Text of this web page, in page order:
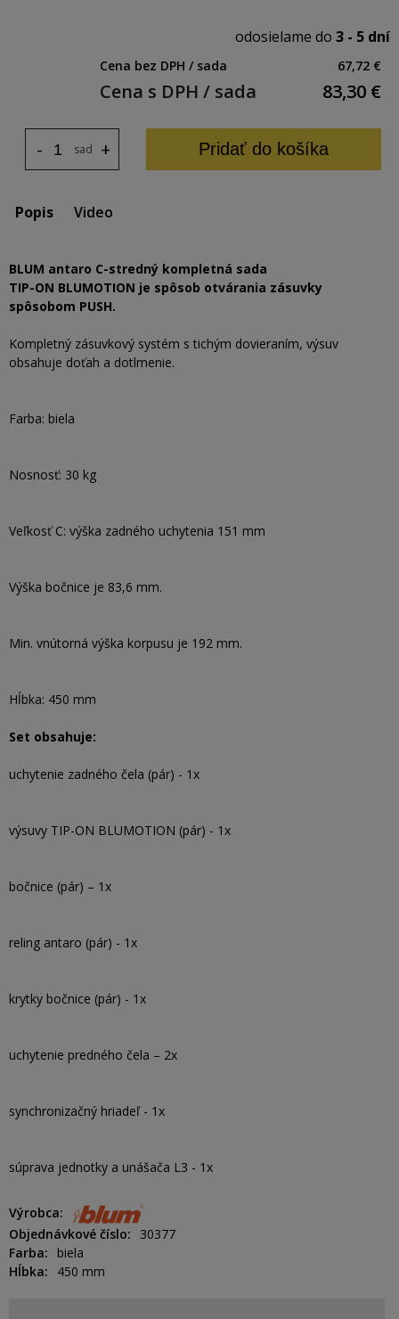
odosielame do 3 - 5 dní
Cena bez DPH / sada 67,72 €
Cena s DPH / sada 83,30 €
sada +
- Pridať do košíka
Popis Video
BLUM antaro C-stredný kompletná sada
TIP-ON BLUMOTION je spôsob otvárania zásuvky
spôsobom PUSH.
Kompletný zásuvkový systém s tichým dovieraním, výsuv
obsahuje doťah a dotlmenie.
Farba: biela
Nosnosť: 30 kg
Veľkosť C: výška zadného uchytenia 151 mm
Výška bočnice je 83,6 mm.
Min. vnútorná výška korpusu je 192 mm.
Hĺbka: 450 mm
Set obsahuje:
uchytenie zadného čela (pár) - 1x
výsuvy TIP-ON BLUMOTION (pár) - 1x
bočnice (pár) – 1x
reling antaro (pár) - 1x
krytky bočnice (pár) - 1x
uchytenie predného čela – 2x
synchronizačný hriadeľ - 1x
súprava jednotky a unášača L3 - 1x
Výrobca
Objednávkové číslo
30377
Farba
biela
Hĺbka
450 mm